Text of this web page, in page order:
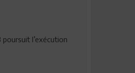
poursuit l’exécution